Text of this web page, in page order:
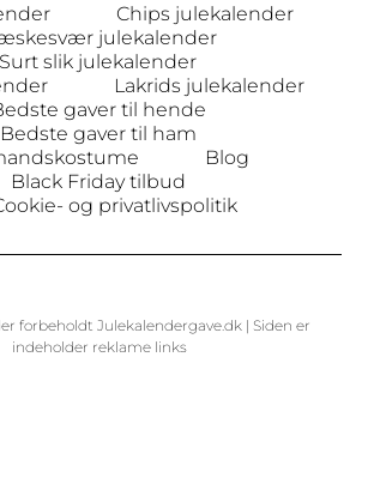
Chips julekalender
julekalender
Surt slik julekalender
Lakrids julekalender
gaver til hende
Bedste gaver til ham
Blog
Black Friday tilbud
og privatlivspolitik
forbeholdt Julekalendergave.dk | Siden er
indeholder reklame links